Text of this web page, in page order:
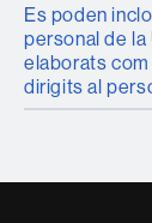
Es poden
personal de
elaborats
dirigits al